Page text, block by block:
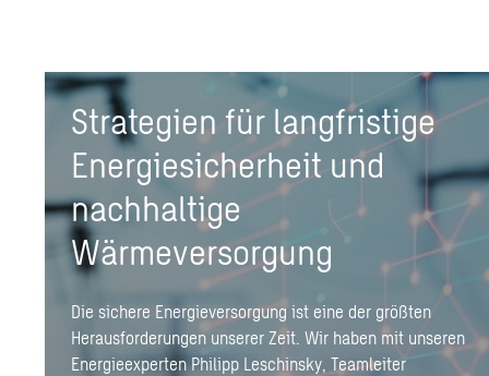
Strategien für langfristige
Energiesicherheit und
nachhaltige
Wärmeversorgung
Die sichere Energieversorgung ist eine der größten
Herausforderungen unserer Zeit. Wir haben mit unseren
Energieexperten Philipp Leschinsky, Teamleiter